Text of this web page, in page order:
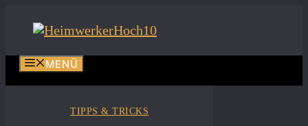
Inhalt
MENÜ
TIPPS & TRICKS